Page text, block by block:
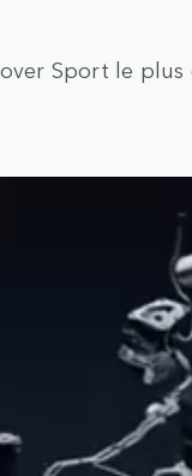
Sport le